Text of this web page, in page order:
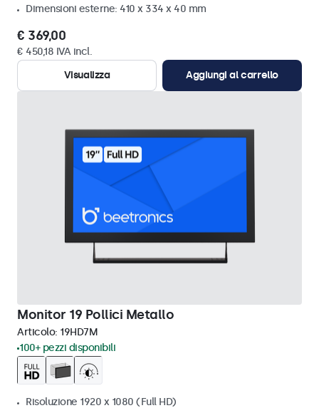
Dimensioni esterne: 410 x 334 x 40 mm
€ 369,00
€ 450,18 IVA incl.
Visualizza
Aggiungi al carrello
Monitor 19 Pollici Metallo
Articolo: 19HD7M
100+ pezzi disponibili
Risoluzione 1920 x 1080 (Full HD)